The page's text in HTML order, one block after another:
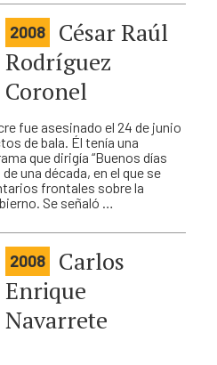
2008
César Raúl
Rodríguez
Coronel
fue asesinado el 24 de junio
de bala. Él tenía una
que dirigía “Buenos días
una década, en el que se
frontales sobre la
Se señaló …
2008
Carlos
Enrique
Navarrete